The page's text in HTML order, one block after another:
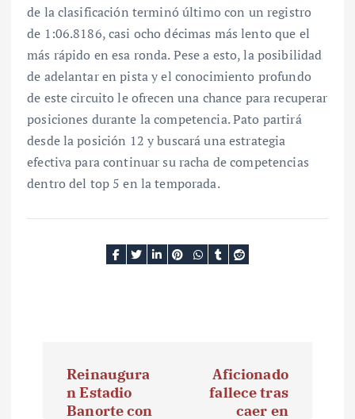
de la clasificación terminó último con un registro
de 1:06.8186, casi ocho décimas más lento que el
más rápido en esa ronda. Pese a esto, la posibilidad
de adelantar en pista y el conocimiento profundo
de este circuito le ofrecen una chance para recuperar
posiciones durante la competencia. Pato partirá
desde la posición 12 y buscará una estrategia
efectiva para continuar su racha de competencias
dentro del top 5 en la temporada.
Reinaugura
n Estadio
Banorte con
Aficionado
fallece tras
caer en